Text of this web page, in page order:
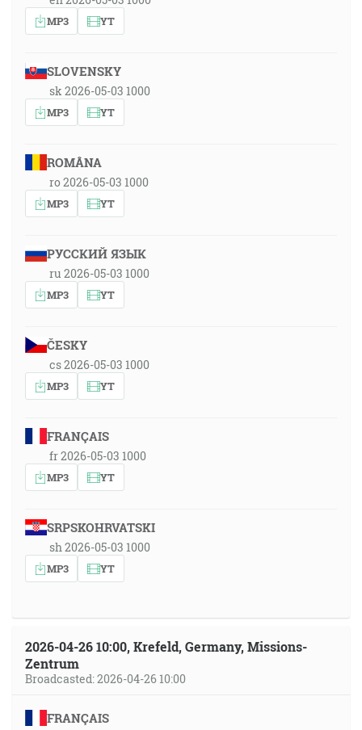
MP3 YT
SLOVENSKY
sk 2026-05-03 1000
MP3 YT
ROMÂNA
ro 2026-05-03 1000
MP3 YT
РУССКИЙ ЯЗЫК
ru 2026-05-03 1000
MP3 YT
ČESKY
cs 2026-05-03 1000
MP3 YT
FRANÇAIS
fr 2026-05-03 1000
MP3 YT
SRPSKOHRVATSKI
sh 2026-05-03 1000
MP3 YT
2026-04-26 10:00, Krefeld, Germany, Missions-
Zentrum
Broadcasted: 2026-04-26 10:00
FRANÇAIS